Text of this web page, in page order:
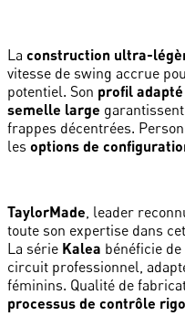
La construction ultra-
vitesse de swing accrue
potentiel. Son profil
semelle large
frappes décentrées.
les options de
TaylorMade , leader
toute son expertise dans
La série Kalea bénéficie
circuit professionnel,
féminins. Qualité de
processus de contrôle